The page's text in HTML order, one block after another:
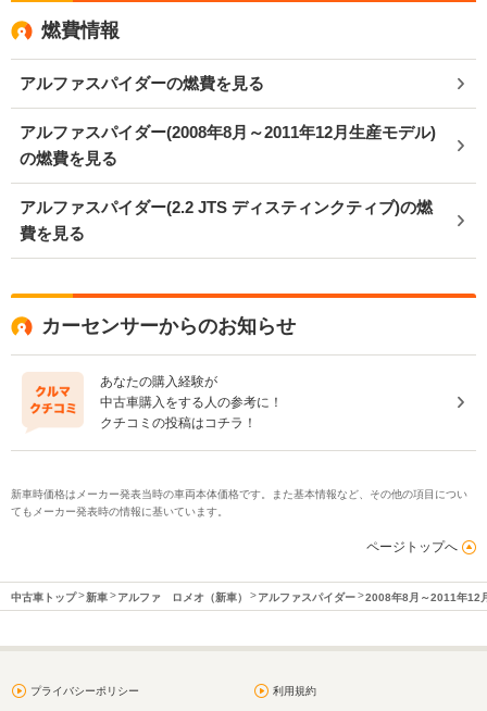
燃費情報
アルファスパイダーの燃費を見る
アルファスパイダー(2008年8月～2011年12月生産モデル)
の燃費を見る
アルファスパイダー(2.2 JTS ディスティンクティブ)の燃
費を見る
カーセンサーからのお知らせ
あなたの購入経験が
中古車購入をする人の参考に！
クチコミの投稿はコチラ！
新車時価格はメーカー発表当時の車両本体価格です。また基本情報など、その他の項目につい
てもメーカー発表時の情報に基いています。
ページトップへ
中古車トップ 新車 アルファ ロメオ（新車） アルファスパイダー 2008年8月～2011年12
プライバシーポリシー 利用規約